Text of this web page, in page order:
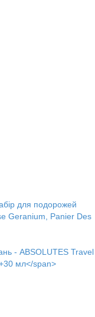
для подорожей
Geranium, Panier Des